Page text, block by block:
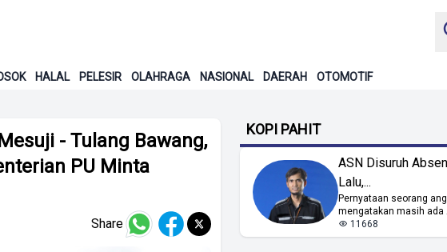
HALAL PELESIR OLAHRAGA NASIONAL DAERAH OTOMOTIF
- Tulang Bawang,
PU Minta
Share
KOPI PAHIT
ASN Disuruh
Lalu,...
Pernyataan seorang
mengatakan masih ada
11668